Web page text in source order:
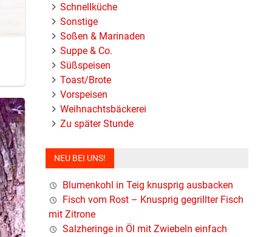
Schnellküche
Sonstige
Soßen & Marinaden
Suppe & Co.
Süßspeisen
Toast/Brote
Vorspeisen
Weihnachtsbäckerei
Zu später Stunde
NEU BEI UNS!
Blumenkohl in Teig knusprig ausbacken
Fisch vom Rost – Knusprig gegrillter Fisch
mit Zitrone
Salzheringe in Öl mit Zwiebeln einfach